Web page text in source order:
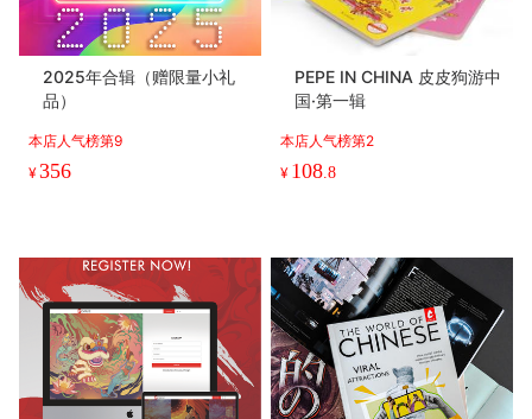
2025年合辑（赠限量小礼
品）
本店人气榜第9
¥356
PEPE IN CHINA 皮皮狗游中
国·第一辑
本店人气榜第2
¥ 108 .8